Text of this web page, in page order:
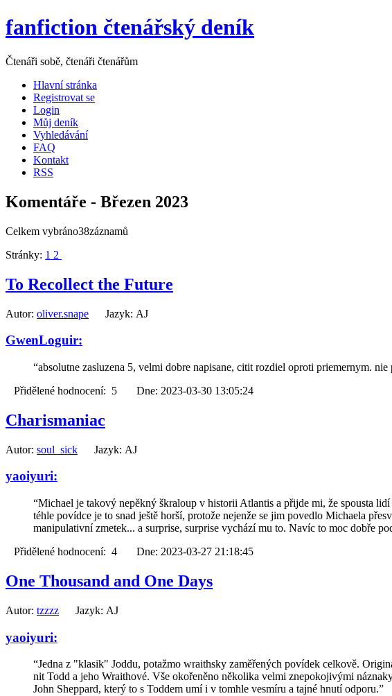
fanfiction čtenářský deník
Čtenáři sobě, čtenáři čtenářům
Hlavní stránka
Registrovat se
Login
Můj deník
Vyhledávání
FAQ
Kontakt
RSS
Komentáře - Březen 2023
Celkem vybráno38záznamů
Stránky: 1 2
To Recollect the Future
Autor: oliver.snape Jazyk: AJ
GwenLoguir:
“absolutne zasluzena 5, velmi dobre napisane, citit rozdiel oproti priemernym.
Přidělené hodnocení: 5 Dne: 2023-03-30 13:05:24
Charismaniac
Autor: soul_sick Jazyk: AJ
yaoiyuri:
“Michael je takový nepěkný škraloup v historii Atlantis a přijde mi, že spousta
téhle povídce je to snad ještě horší, protože nejenže se jim povedlo Michaela
manipulativní zmetek... a surprise, surprise vychází mu to. Navíc to moc dobře
Přidělené hodnocení: 4 Dne: 2023-03-27 21:18:45
One Thousand and One Days
Autor: tzzzz Jazyk: AJ
yaoiyuri:
“Jedna z "klasik" Joddu, potažmo wraithsky zaměřených povídek celkově.
nit Todd a jeho Wraithové. Vše okořeněno několika velmi znepokojivými
John Sheppard, který to s Toddem umí i v tomhle vesmíru a tajné hnutí odporu.”